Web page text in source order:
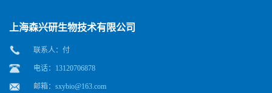
上海森兴研生物技术有限公司
联系人：付
电话：13120706878
邮箱： sxybio@163.com